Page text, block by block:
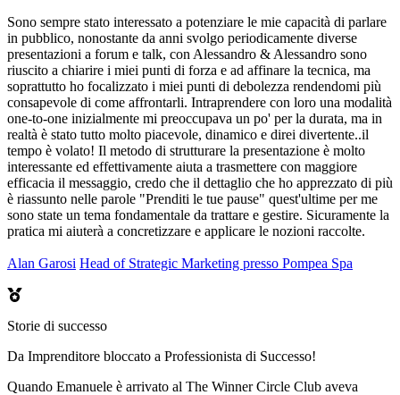
Sono sempre stato interessato a potenziare le mie capacità di parlare
in pubblico, nonostante da anni svolgo periodicamente diverse
presentazioni a forum e talk, con Alessandro & Alessandro sono
riuscito a chiarire i miei punti di forza e ad affinare la tecnica, ma
soprattutto ho focalizzato i miei punti di debolezza rendendomi più
consapevole di come affrontarli. Intraprendere con loro una modalità
one-to-one inizialmente mi preoccupava un po' per la durata, ma in
realtà è stato tutto molto piacevole, dinamico e direi divertente..il
tempo è volato! Il metodo di strutturare la presentazione è molto
interessante ed effettivamente aiuta a trasmettere con maggiore
efficacia il messaggio, credo che il dettaglio che ho apprezzato di più
è riassunto nelle parole "Prenditi le tue pause" quest'ultime per me
sono state un tema fondamentale da trattare e gestire. Sicuramente la
pratica mi aiuterà a concretizzare e applicare le nozioni raccolte.
Alan Garosi Head of Strategic Marketing presso Pompea Spa
Storie di successo
Da Imprenditore bloccato a Professionista di Successo!
Quando Emanuele è arrivato al The Winner Circle Club aveva